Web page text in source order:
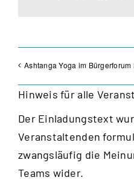
Ashtanga Yoga im Bürgerforum
Hinweis für alle
Der Einladungstext
Veranstaltenden
zwangsläufig die
Teams wider.